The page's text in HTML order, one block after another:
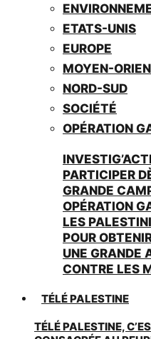
ETATS-UNIS
EUROPE
MOYEN-
NORD-SUD
SOCIÉTÉ
OPÉRATION
PARTICIPER
GRANDE
OPÉRATION
LES
POUR
UNE GRANDE
CONTRE LES
TÉLÉ PALESTINE
TÉLÉ PALESTINE,